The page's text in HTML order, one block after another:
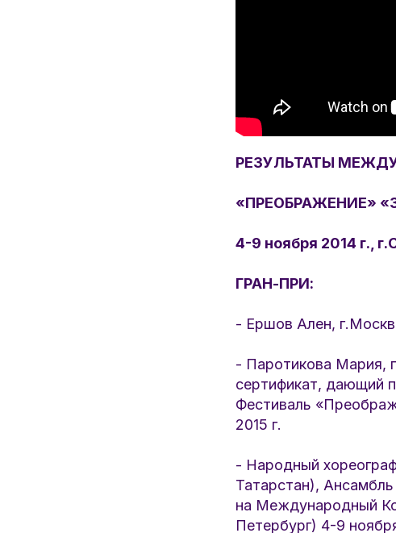
РЕЗУЛЬТАТЫ
«ПРЕОБРАЖЕНИЕ»
4-9 ноября 2014 г.,
ГРАН-ПРИ:
- Ершов Ален,
- Паротикова Мария,
сертификат, дающий
Фестиваль
2015 г.
- Народный
Татарстан),
на Международный
Петербург) 4-9